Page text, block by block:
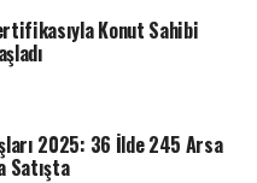
Konut Sahibi
2025: 36 İlde 245 Arsa
Satışta